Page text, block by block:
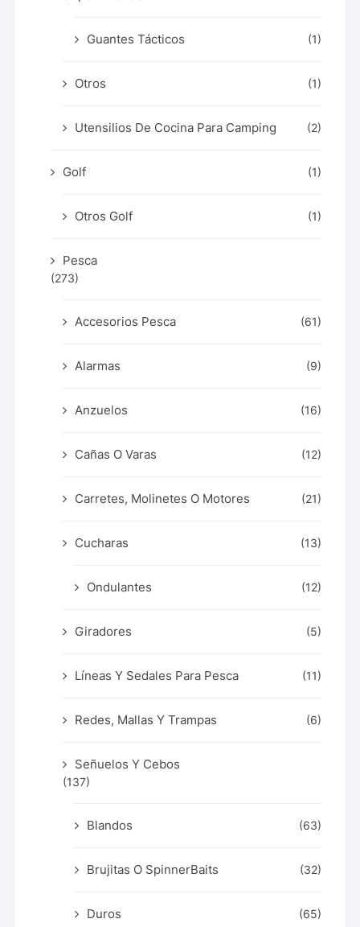
Guantes Tácticos (1)
Otros (1)
Utensilios De Cocina Para Camping (2)
Golf (1)
Otros Golf (1)
Pesca
(273)
Accesorios Pesca (61)
Alarmas (9)
Anzuelos (16)
Cañas O Varas (12)
Carretes, Molinetes O Motores (21)
Cucharas (13)
Ondulantes (12)
Giradores (5)
Líneas Y Sedales Para Pesca (11)
Redes, Mallas Y Trampas (6)
Señuelos Y Cebos
(137)
Blandos (63)
Brujitas O SpinnerBaits (32)
Duros (65)